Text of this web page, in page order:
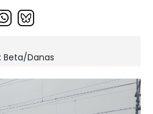
Beta/Danas